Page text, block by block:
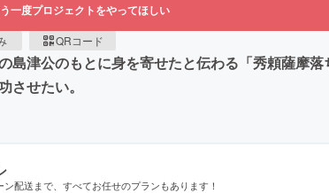
一度プロジェクトをやってほしい
QRコード
津公のもとに身を寄せたと伝わる「秀頼薩摩
せたい。
配送まで、すべてお任せのプランもあります！